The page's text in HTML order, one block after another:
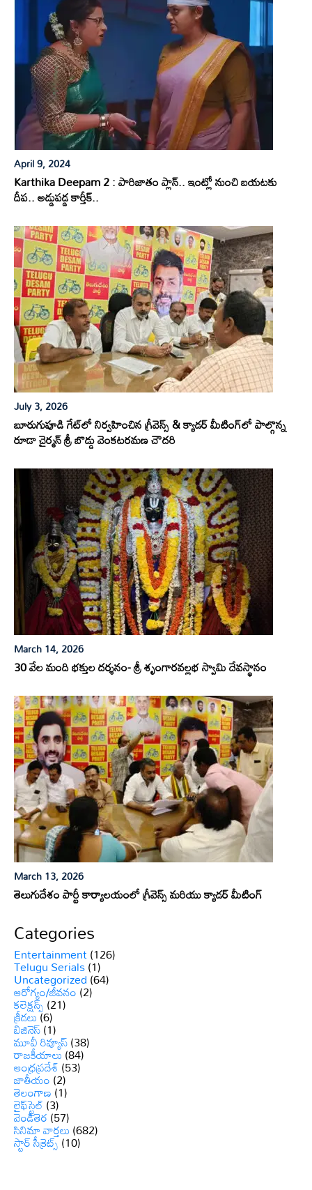
April 9, 2024
Karthika Deepam 2 : పారిజాతం ప్లాన్.. ఇంట్లో నుంచి బయటకు
దీప.. అడ్డుపడ్డ కార్తీక్..
July 3, 2026
బూరుగుపూడి గేట్‌లో నిర్వహించిన గ్రీవెన్స్ & క్యాడర్ మీటింగ్‌లో పాల్గొన్న
రూడా చైర్మన్ శ్రీ బొడ్డు వెంకటరమణ చౌదరి
March 14, 2026
30 వేల మంది భక్తుల దర్శనం- శ్రీ శృంగారవల్లభ స్వామి దేవస్థానం
March 13, 2026
తెలుగుదేశం పార్టీ కార్యాలయంలో గ్రీవెన్స్ మరియు క్యాడర్ మీటింగ్
Categories
Entertainment(126)
Telugu Serials(1)
Uncategorized(64)
ఆరోగ్యం/జీవనం(2)
కలెక్షన్స్(21)
క్రీడలు(6)
బిజినెస్(1)
మూవీ రివ్యూస్(38)
రాజకీయాలు(84)
ఆంధ్రప్రదేశ్(53)
జాతీయం(2)
తెలంగాణ(1)
లైఫ్‌స్టైల్(3)
వెండితెర(57)
సినిమా వార్తలు(682)
స్టార్ సీక్రెట్స్(10)